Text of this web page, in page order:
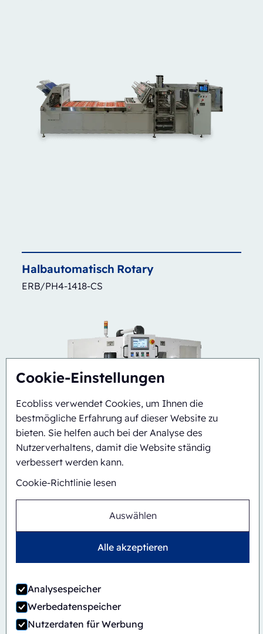
Cookie-Einstellungen
Ecobliss verwendet Cookies, um Ihnen die
bestmögliche Erfahrung auf dieser Website zu
bieten. Sie helfen auch bei der Analyse des
Nutzerverhaltens, damit die Website ständig
verbessert werden kann.
Cookie-Richtlinie lesen
Auswählen
Alle akzeptieren
Analysespeicher
Werbedatenspeicher
Nutzerdaten für Werbung
Halbautomatisch Rotary
ERB/PH4-1418-CS
AutomatischInline